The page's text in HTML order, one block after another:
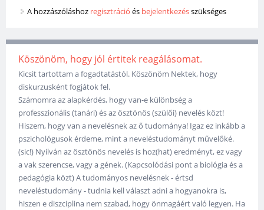
A hozzászóláshoz regisztráció és bejelentkezésszükséges
Köszönöm, hogy jól értitek reagálásomat.
Kicsit tartottam a fogadtatástól. Köszönöm Nektek, hogy
diskurzusként fogjátok fel.
Számomra az alapkérdés, hogy van-e különbség a
professzionális (tanári) és az ösztönös (szülői) nevelés közt!
Hiszem, hogy van a nevelésnek az ő tudománya! Igaz ez inkább a
pszichológusok érdeme, mint a neveléstudományt művelőké.
(sic!) Nyilván az ösztönös nevelés is hoz(hat) eredményt, ez vagy
a vak szerencse, vagy a gének. (Kapcsolódási pont a biológia és a
pedagógia közt) A tudományos nevelésnek - értsd
neveléstudomány - tudnia kell választ adni a hogyanokra is,
hiszen e diszciplina nem szabad, hogy önmagáért való legyen. Ha